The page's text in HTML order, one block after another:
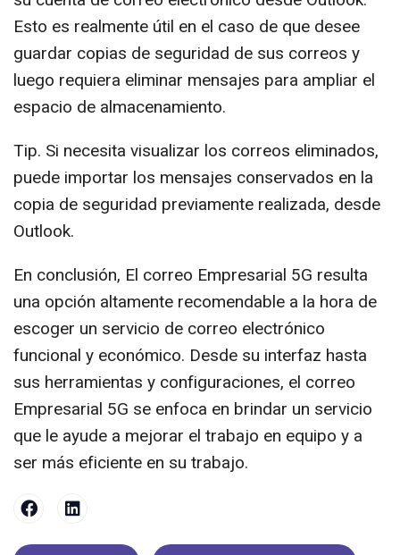
Esto es realmente útil en el caso de que desee
guardar copias de seguridad de sus correos y
luego requiera eliminar mensajes para ampliar el
espacio de almacenamiento.
Tip. Si necesita visualizar los correos eliminados,
puede importar los mensajes conservados en la
copia de seguridad previamente realizada, desde
Outlook.
En conclusión, El correo Empresarial 5G resulta
una opción altamente recomendable a la hora de
escoger un servicio de correo electrónico
funcional y económico. Desde su interfaz hasta
sus herramientas y configuraciones, el correo
Empresarial 5G se enfoca en brindar un servicio
que le ayude a mejorar el trabajo en equipo y a
ser más eficiente en su trabajo.